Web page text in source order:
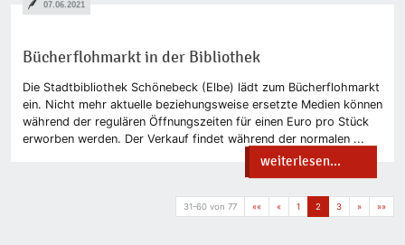
Bücherflohmarkt in der Bibliothek
Die Stadtbibliothek Schönebeck (Elbe) lädt zum Bücherflohmarkt
ein. Nicht mehr aktuelle beziehungsweise ersetzte Medien können
während der regulären Öffnungszeiten für einen Euro pro Stück
erworben werden. Der Verkauf findet während der normalen ...
weiterlesen...
07.06.2021
31-60 von 77 «« « 1 2 3 » »»